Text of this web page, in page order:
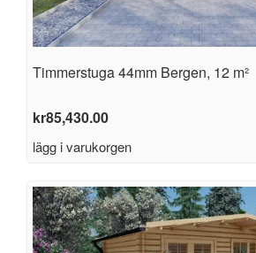
Timmerstuga 44mm Bergen, 12 m²
kr85,430.00
lägg i varukorgen